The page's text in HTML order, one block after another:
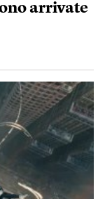
arrivate